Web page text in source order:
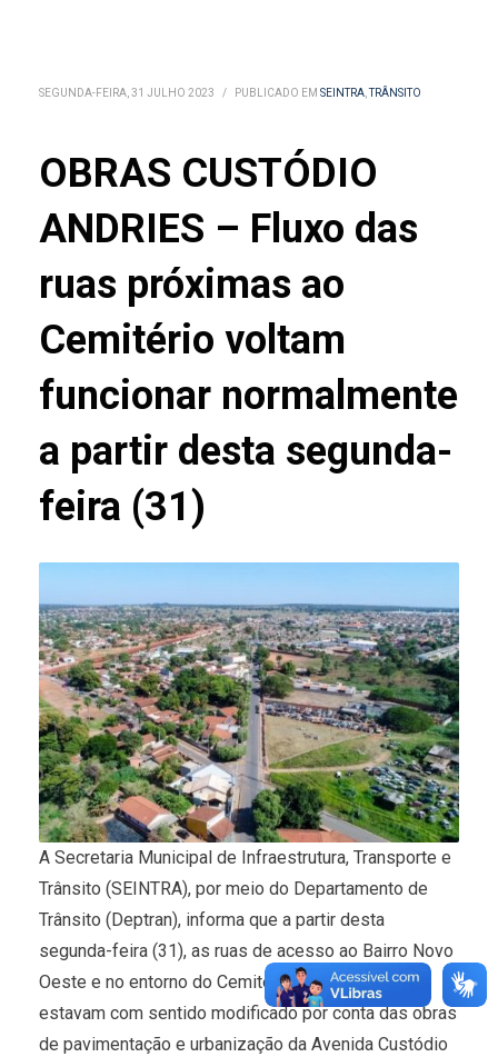
SEGUNDA-FEIRA, 31 JULHO 2023 / PUBLICADO EM SEINTRA,TRÂNSITO
OBRAS CUSTÓDIO
ANDRIES – Fluxo das
ruas próximas ao
Cemitério voltam
funcionar normalmente
a partir desta segunda-
feira (31)
A Secretaria Municipal de Infraestrutura, Transporte e
Trânsito (SEINTRA), por meio do Departamento de
Trânsito (Deptran), informa que a partir desta
segunda-feira (31), as ruas de acesso ao Bairro Novo
Oeste e no entorno do Cemitério Municipal que
estavam com sentido modificado por conta das obras
de pavimentação e urbanização da Avenida Custódio